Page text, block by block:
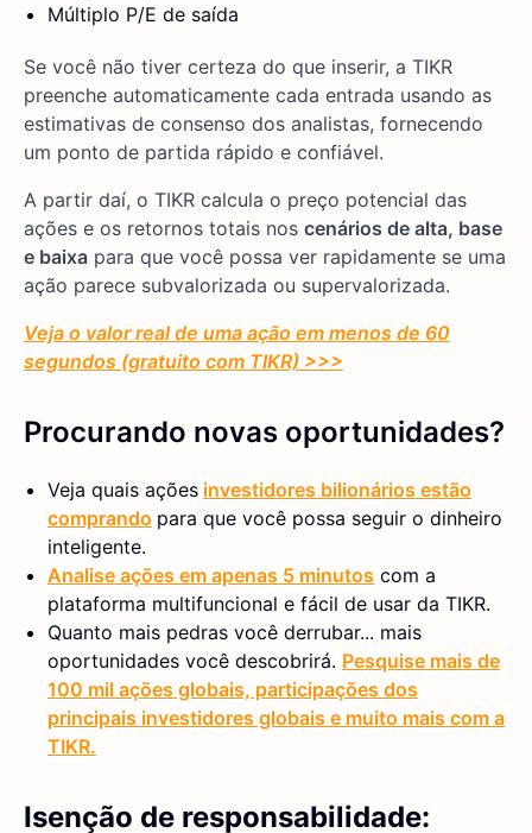
Múltiplo P/E de saída
Se você não tiver certeza do que inserir, a TIKR
preenche automaticamente cada entrada usando as
estimativas de consenso dos analistas, fornecendo
um ponto de partida rápido e confiável.
A partir daí, o TIKR calcula o preço potencial das
ações e os retornos totais nos cenários de alta, base
e baixa para que você possa ver rapidamente se uma
ação parece subvalorizada ou supervalorizada.
Veja o valor real de uma ação em menos de 60
segundos (gratuito com TIKR) >>>
Procurando novas oportunidades?
Veja quais ações investidores bilionários estão
comprando para que você possa seguir o dinheiro
inteligente.
Analise ações em apenas 5 minutos com a
plataforma multifuncional e fácil de usar da TIKR.
Quanto mais pedras você derrubar... mais
oportunidades você descobrirá. Pesquise mais de
100 mil ações globais, participações dos
principais investidores globais e muito mais com a
TIKR.
Isenção de responsabilidade: